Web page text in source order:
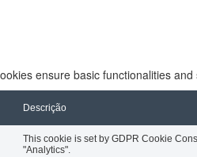
ensure basic functionalities
Descrição
This cookie is set by GDPR Cookie
"Analytics".